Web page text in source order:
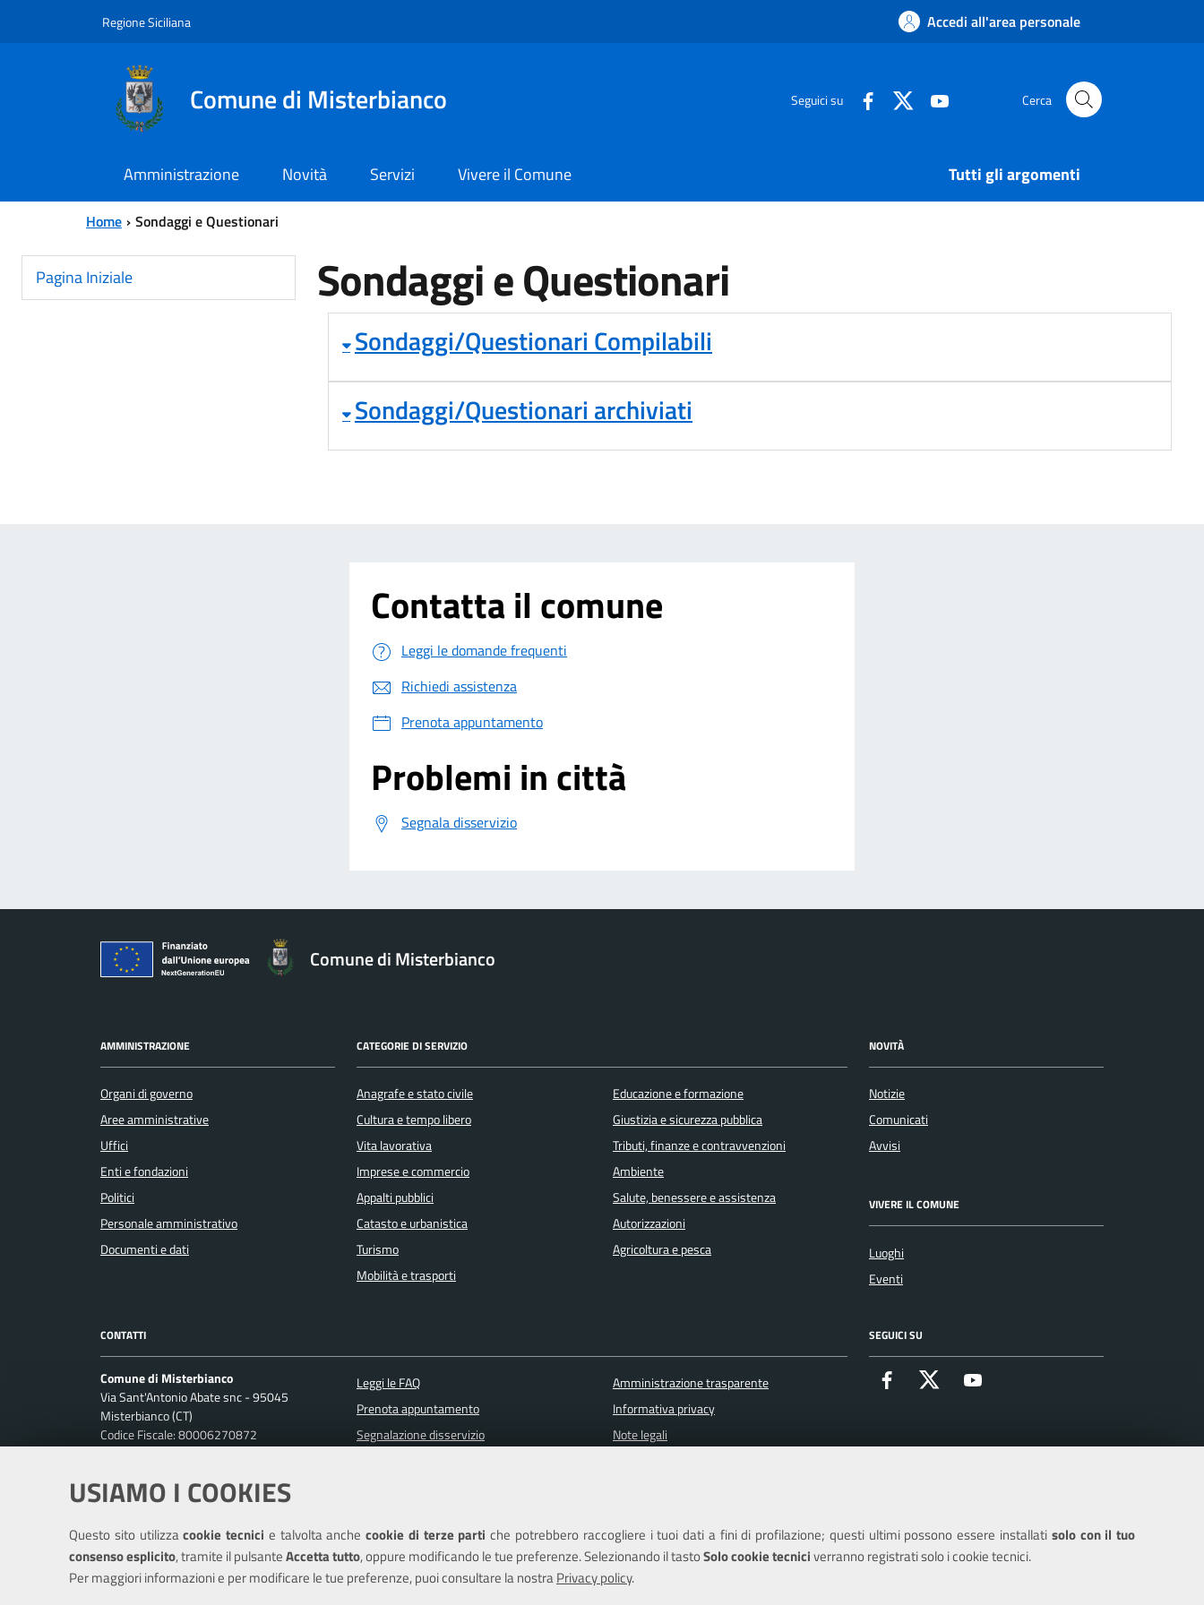
USIAMO I COOKIES
Questo sito utilizzacookie tecnici e talvolta anchecookie di terze parti che potrebbero raccogliere i tuoi dati a fini di profilazione; questi ultimi possono essere installati solo con il tuo
consenso esplicito, tramite il pulsanteAccetta tutto, oppure modificando le tue preferenze. Selezionando il tastoSolo cookie tecniciverranno registrati solo i cookie tecnici.
Per maggiori informazioni e per modificare le tue preferenze, puoi consultare la nostraPrivacy policy.
Regione Siciliana Accedi all'area personale
Comune di Misterbianco Seguici su Cerca
Amministrazione Novità Servizi Vivere il Comune Tutti gli argomenti
Home Sondaggi e Questionari
Pagina Iniziale Sondaggi e Questionari
Sondaggi/Questionari Compilabili
Sondaggi/Questionari archiviati
Contatta il comune
Leggi le domande frequenti
Richiedi assistenza
Prenota appuntamento
Problemi in città
Segnala disservizio
Comune di Misterbianco
AMMINISTRAZIONE
Organi di governo
Aree amministrative
Uffici
Enti e fondazioni
Politici
Personale amministrativo
Documenti e dati
CATEGORIE DI SERVIZIO
Anagrafe e stato civile
Cultura e tempo libero
Vita lavorativa
Imprese e commercio
Appalti pubblici
Catasto e urbanistica
Turismo
Mobilità e trasporti
Educazione e formazione
Giustizia e sicurezza pubblica
Tributi, finanze e contravvenzioni
Ambiente
Salute, benessere e assistenza
Autorizzazioni
Agricoltura e pesca
NOVITÀ
Notizie
Comunicati
Avvisi
VIVERE IL COMUNE
Luoghi
Eventi
CONTATTI
Comune di Misterbianco
Via Sant'Antonio Abate snc - 95045
Misterbianco (CT)
Codice Fiscale: 80006270872
Ufficio Relazioni con il Pubblico
protocollo.misterbianco@pec.it
Centralino unico: 095-7556200
Leggi le FAQ
Prenota appuntamento
Segnalazione disservizio
Amministrazione trasparente
Informativa privacy
Note legali
SEGUICI SU
Facebook